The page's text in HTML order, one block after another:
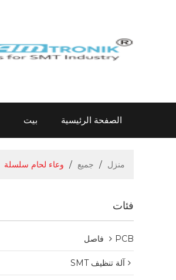
الصفحة الرئيسية بيت
منزل / جميع / وعاء لحام سلسلة
فئات
PCB فاصل
آلة تنظيف SMT